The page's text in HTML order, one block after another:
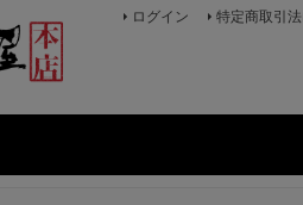
ログイン 特定商取引